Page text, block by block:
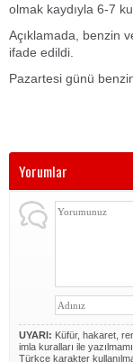
olmak kaydıyla 6-7
Açıklamada, benzin
ifade edildi.
Pazartesi günü
Yorumlar
UYARI: Küfür, hakaret,
imla kuralları ile
Türkçe karakter